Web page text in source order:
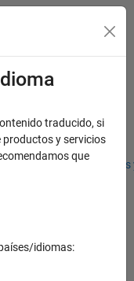
locales
traducido, si
productos y servicios
que
idiomas: